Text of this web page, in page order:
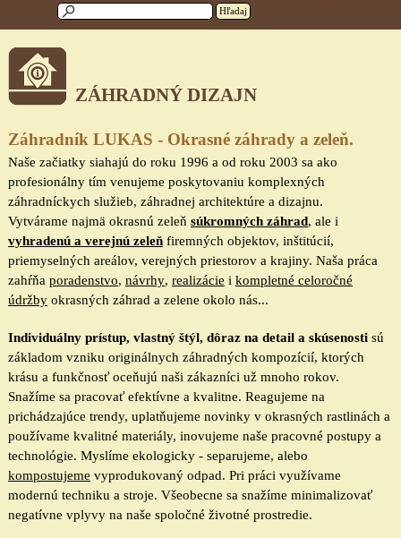
Hľadaj
ZÁHRADNÝ DIZAJN
Záhradník LUKAS - Okrasné záhrady a zeleň.
Naše začiatky siahajú do roku 1996 a od roku 2003 sa ako
profesionálny tím venujeme poskytovaniu komplexných
záhradníckych služieb, záhradnej architektúre a dizajnu.
Vytvárame najmä okrasnú zeleň súkromných záhrad, ale i
vyhradenú a verejnú zeleň firemných objektov, inštitúcií,
priemyselných areálov, verejných priestorov a krajiny. Naša práca
zahŕňa poradenstvo, návrhy, realizácie i kompletné celoročné
údržby okrasných záhrad a zelene okolo nás...
Individuálny prístup, vlastný štýl, dôraz na detail a skúsenosti sú
základom vzniku originálnych záhradných kompozícií, ktorých
krásu a funkčnosť oceňujú naši zákazníci už mnoho rokov.
Snažíme sa pracovať efektívne a kvalitne. Reagujeme na
prichádzajúce trendy, uplatňujeme novinky v okrasných rastlinách a
používame kvalitné materiály, inovujeme naše pracovné postupy a
technológie. Myslíme ekologicky - separujeme, alebo
kompostujeme vyprodukovaný odpad. Pri práci využívame
modernú techniku a stroje. Všeobecne sa snažíme minimalizovať
negatívne vplyvy na naše spoločné životné prostredie.